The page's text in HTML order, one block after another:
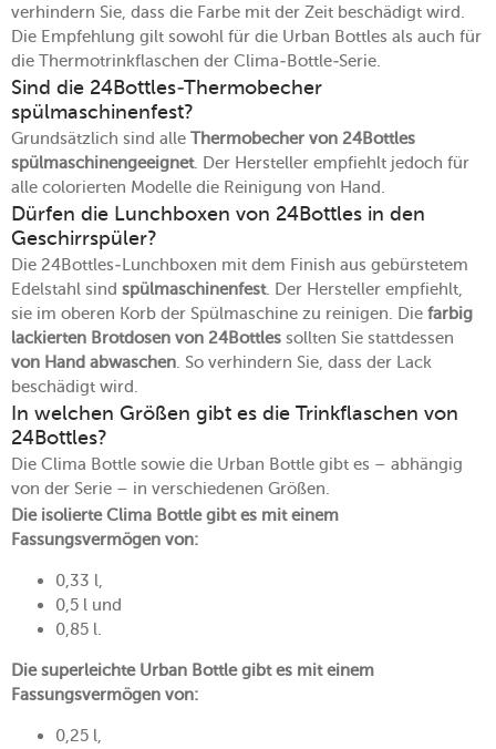
verhindern Sie, dass die Farbe mit der Zeit beschädigt wird.
Die Empfehlung gilt sowohl für die Urban Bottles als auch für
die Thermotrinkflaschen der Clima-Bottle-Serie.
Sind die 24Bottles-Thermobecher
spülmaschinenfest?
Grundsätzlich sind alle Thermobecher von 24Bottles
spülmaschinengeeignet. Der Hersteller empfiehlt jedoch für
alle colorierten Modelle die Reinigung von Hand.
Dürfen die Lunchboxen von 24Bottles in den
Geschirrspüler?
Die 24Bottles-Lunchboxen mit dem Finish aus gebürstetem
Edelstahl sind spülmaschinenfest. Der Hersteller empfiehlt,
sie im oberen Korb der Spülmaschine zu reinigen. Die farbig
lackierten Brotdosen von 24Bottles sollten Sie stattdessen
von Hand abwaschen. So verhindern Sie, dass der Lack
beschädigt wird.
In welchen Größen gibt es die Trinkflaschen von
24Bottles?
Die Clima Bottle sowie die Urban Bottle gibt es – abhängig
von der Serie – in verschiedenen Größen.
Die isolierte Clima Bottle gibt es mit einem
Fassungsvermögen von:
0,33 l,
0,5 l und
0,85 l.
Die superleichte Urban Bottle gibt es mit einem
Fassungsvermögen von:
0,25 l,